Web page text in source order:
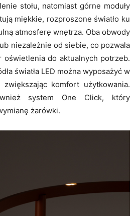
stołu, natomiast górne moduły
miękkie, rozproszone światło ku
atmosferę wnętrza. Oba obwody
niezależnie od siebie, co pozwala
oświetlenia do aktualnych potrzeb.
światła LED można wyposażyć w
komfort użytkowania.
system One Click, który
żarówki.